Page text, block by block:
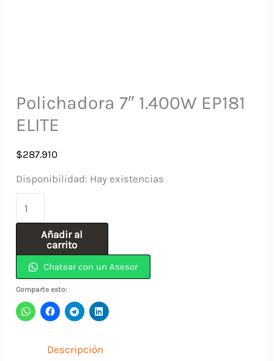
Polichadora 7″ 1.400W EP181
ELITE
$287.910
Disponibilidad: Hay existencias
Polichadora
7″
1.400W
EP181
ELITE
cantidad
Añadir al
carrito
Chatear con un Asesor
Comparte esto:
Descripción